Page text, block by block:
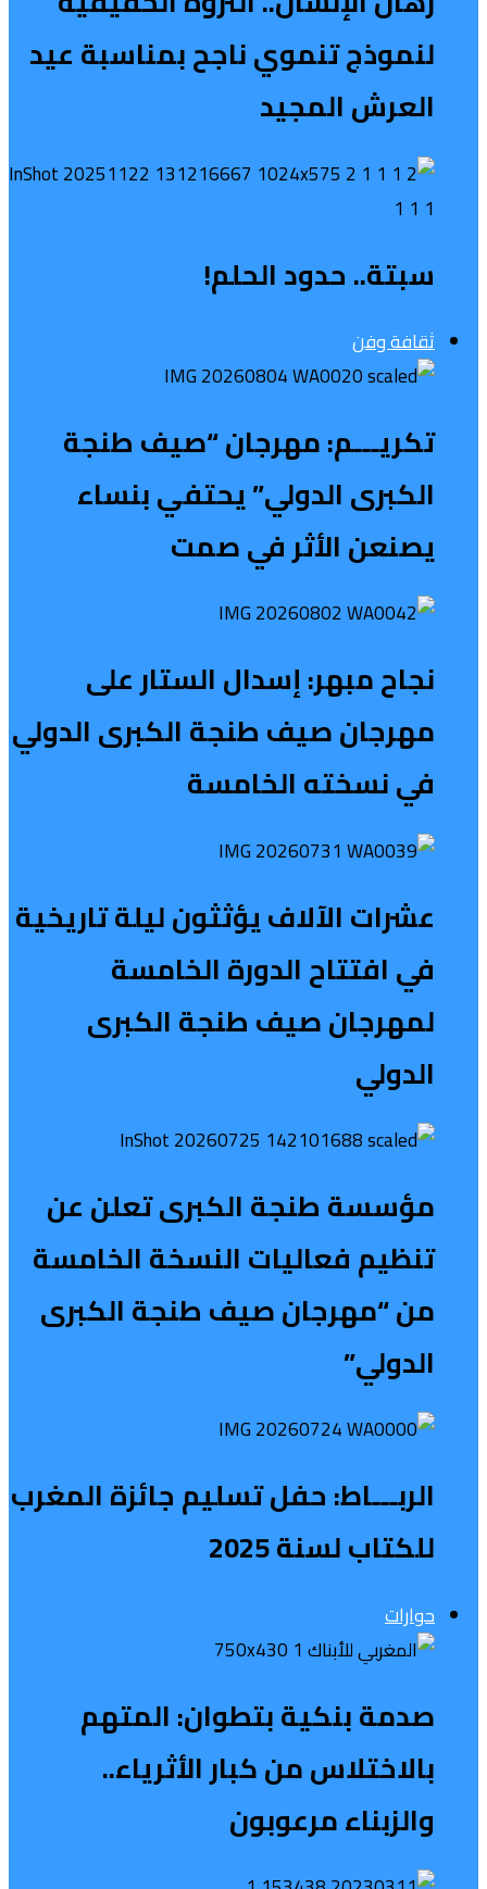
لنموذج تنموي ناجح بمناسبة عيد
العرش المجيد
سبتة.. حدود الحلم!
ثقافة وفن
تكريـــم: مهرجان “صيف طنجة
الكبرى الدولي” يحتفي بنساء
يصنعن الأثر في صمت
نجاح مبهر: إسدال الستار على
مهرجان صيف طنجة الكبرى الدولي
في نسخته الخامسة
عشرات الآلاف يؤثثون ليلة تاريخية
في افتتاح الدورة الخامسة
لمهرجان صيف طنجة الكبرى
الدولي
مؤسسة طنجة الكبرى تعلن عن
تنظيم فعاليات النسخة الخامسة
من “مهرجان صيف طنجة الكبرى
الدولي”
الربـــاط: حفل تسليم جائزة المغرب
للكتاب لسنة 2025
حوارات
صدمة بنكية بتطوان: المتهم
بالاختلاس من كبار الأثرياء..
والزبناء مرعوبون